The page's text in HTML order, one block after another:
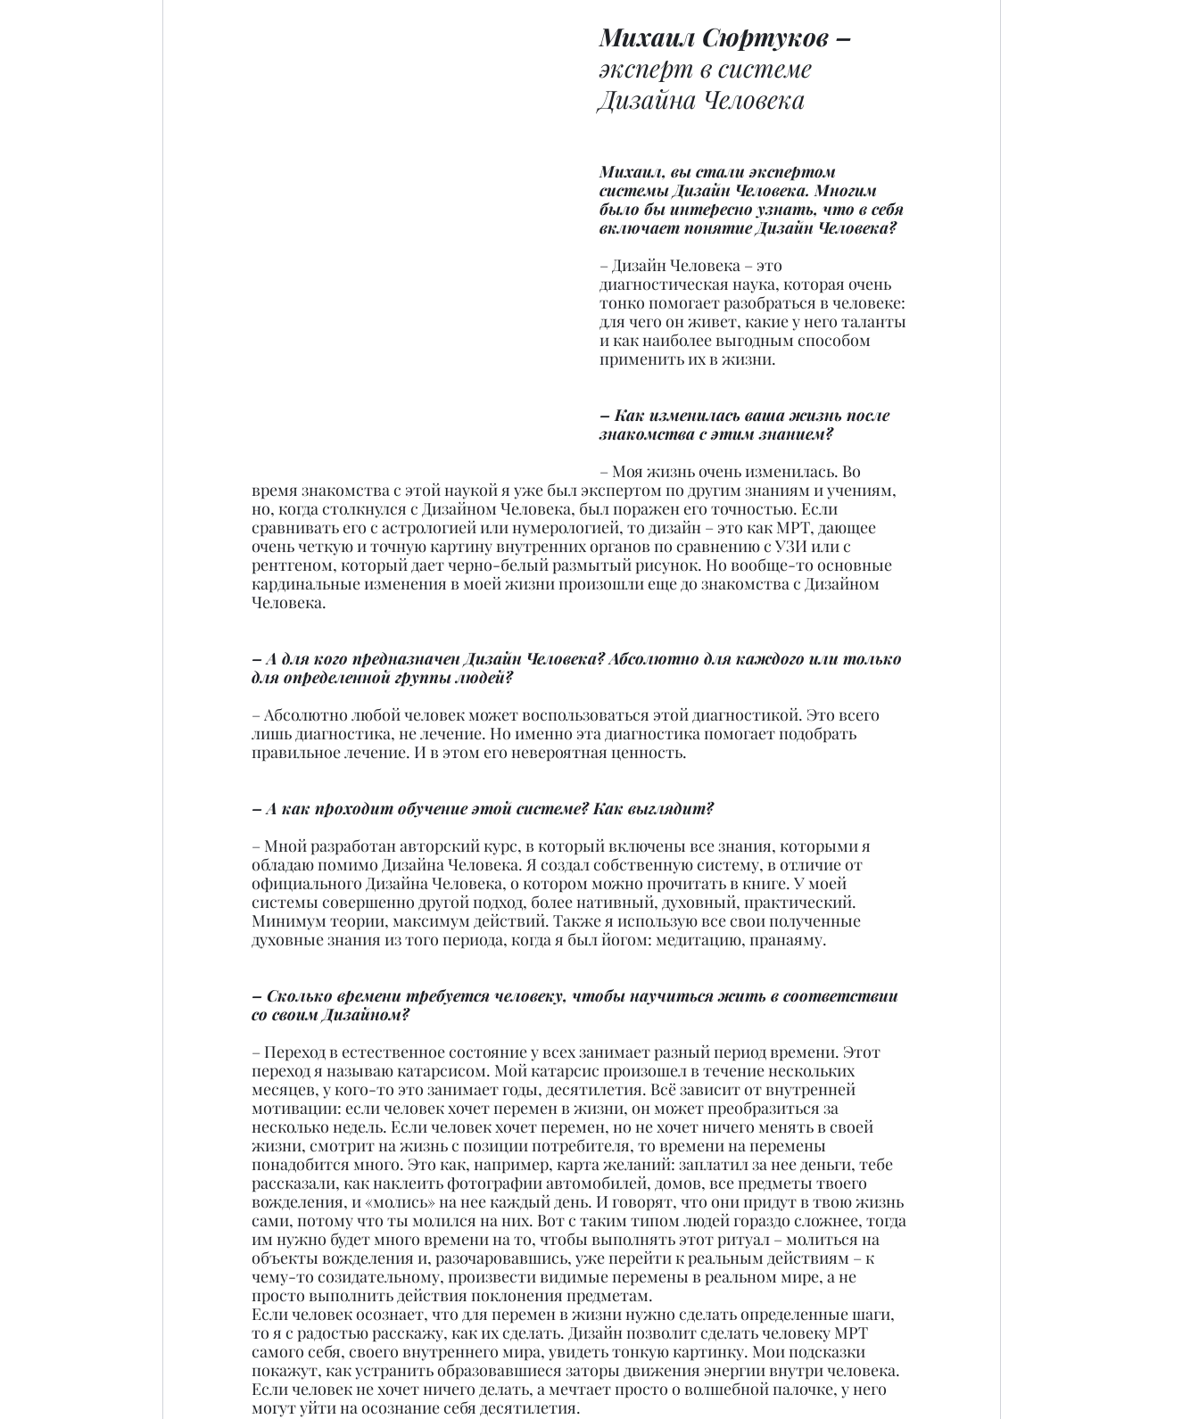
Михаил Сюртуков –
эксперт в системе
Дизайна Человека
Михаил, вы стали экспертом
системы Дизайн Человека. Многим
было бы интересно узнать, что в себя
включает понятие Дизайн Человека?
– Дизайн Человека – это
диагностическая наука, которая очень
тонко помогает разобраться в человеке:
для чего он живет, какие у него таланты
и как наиболее выгодным способом
применить их в жизни.
– Как изменилась ваша жизнь после
знакомства с этим знанием?
– Моя жизнь очень изменилась. Во
время знакомства с этой наукой я уже был экспертом по другим знаниям и учениям,
но, когда столкнулся с Дизайном Человека, был поражен его точностью. Если
сравнивать его с астрологией или нумерологией, то дизайн – это как МРТ, дающее
очень четкую и точную картину внутренних органов по сравнению с УЗИ или с
рентгеном, который дает черно-белый размытый рисунок. Но вообще-то основные
кардинальные изменения в моей жизни произошли еще до знакомства с Дизайном
Человека.
– А для кого предназначен Дизайн Человека? Абсолютно для каждого или только
для определенной группы людей?
– Абсолютно любой человек может воспользоваться этой диагностикой. Это всего
лишь диагностика, не лечение. Но именно эта диагностика помогает подобрать
правильное лечение. И в этом его невероятная ценность.
– А как проходит обучение этой системе? Как выглядит?
– Мной разработан авторский курс, в который включены все знания, которыми я
обладаю помимо Дизайна Человека. Я создал собственную систему, в отличие от
официального Дизайна Человека, о котором можно прочитать в книге. У моей
системы совершенно другой подход, более нативный, духовный, практический.
Минимум теории, максимум действий. Также я использую все свои полученные
духовные знания из того периода, когда я был йогом: медитацию, пранаяму.
– Сколько времени требуется человеку, чтобы научиться жить в соответствии
со своим Дизайном?
– Переход в естественное состояние у всех занимает разный период времени. Этот
переход я называю катарсисом. Мой катарсис произошел в течение нескольких
месяцев, у кого-то это занимает годы, десятилетия. Всё зависит от внутренней
мотивации: если человек хочет перемен в жизни, он может преобразиться за
несколько недель. Если человек хочет перемен, но не хочет ничего менять в своей
жизни, смотрит на жизнь с позиции потребителя, то времени на перемены
понадобится много. Это как, например, карта желаний: заплатил за нее деньги, тебе
рассказали, как наклеить фотографии автомобилей, домов, все предметы твоего
вожделения, и «молись» на нее каждый день. И говорят, что они придут в твою жизнь
сами, потому что ты молился на них. Вот с таким типом людей гораздо сложнее, тогда
им нужно будет много времени на то, чтобы выполнять этот ритуал – молиться на
объекты вожделения и, разочаровавшись, уже перейти к реальным действиям – к
чему-то созидательному, произвести видимые перемены в реальном мире, а не
просто выполнить действия поклонения предметам.
Если человек осознает, что для перемен в жизни нужно сделать определенные шаги,
то я с радостью расскажу, как их сделать. Дизайн позволит сделать человеку МРТ
самого себя, своего внутреннего мира, увидеть тонкую картинку. Мои подсказки
покажут, как устранить образовавшиеся заторы движения энергии внутри человека.
Если человек не хочет ничего делать, а мечтает просто о волшебной палочке, у него
могут уйти на осознание себя десятилетия.